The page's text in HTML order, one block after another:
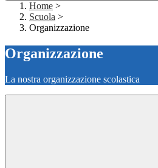
Home >
Scuola >
Organizzazione
Organizzazione
La nostra organizzazione scolastica